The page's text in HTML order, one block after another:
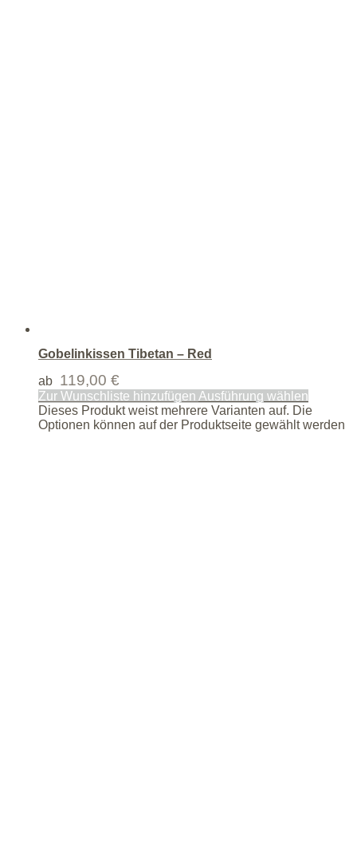
Gobelinkissen Tibetan – Red
ab 119,00 €
Zur Wunschliste hinzufügen Ausführung wählen
Dieses Produkt weist mehrere Varianten auf. Die
Optionen können auf der Produktseite gewählt werden